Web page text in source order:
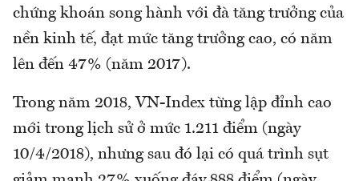
chứng khoán song hành với đà tăng trưởng của
nền kinh tế, đạt mức tăng trưởng cao, có năm
lên đến 47% (năm 2017).
Trong năm 2018, VN-Index từng lập đỉnh cao
mới trong lịch sử ở mức 1.211 điểm (ngày
10/4/2018), nhưng sau đó lại có quá trình sụt